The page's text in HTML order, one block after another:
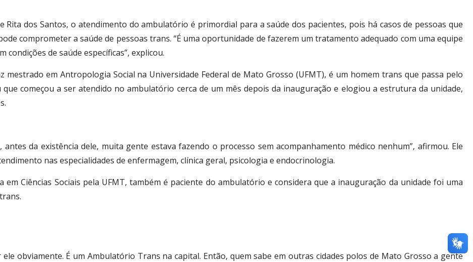
Rita dos Santos, o atendimento do ambulatório é primordial para a saúde dos pacientes, pois há casos de pessoas que
comprometer a saúde de pessoas trans. “É uma oportunidade de fazerem um tratamento adequado com uma equipe
de saúde específicas”, explicou.
em Antropologia Social na Universidade Federal de Mato Grosso (UFMT), é um homem trans que passa pelo
começou a ser atendido no ambulatório cerca de um mês depois da inauguração e elogiou a estrutura da unidade,
da existência dele, muita gente estava fazendo o processo sem acompanhamento médico nenhum”, afirmou. Ele
nas especialidades de enfermagem, clínica geral, psicologia e endocrinologia.
em Ciências Sociais pela UFMT, também é paciente do ambulatório e considera que a inauguração da unidade foi uma
obviamente. É um Ambulatório Trans na capital. Então, quem sabe em outras cidades polos de Mato Grosso a gente